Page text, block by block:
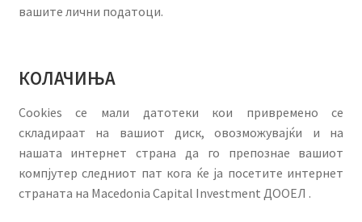
вашите лични податоци.
КОЛАЧИЊА
Cookies се мали датотеки кои привремено се
складираат на вашиот диск, овозможувајќи и на
нашата интернет страна да го препознае вашиот
компјутер следниот пат кога ќе ја посетите интернет
страната на Macedonia Capital Investment ДООЕЛ .